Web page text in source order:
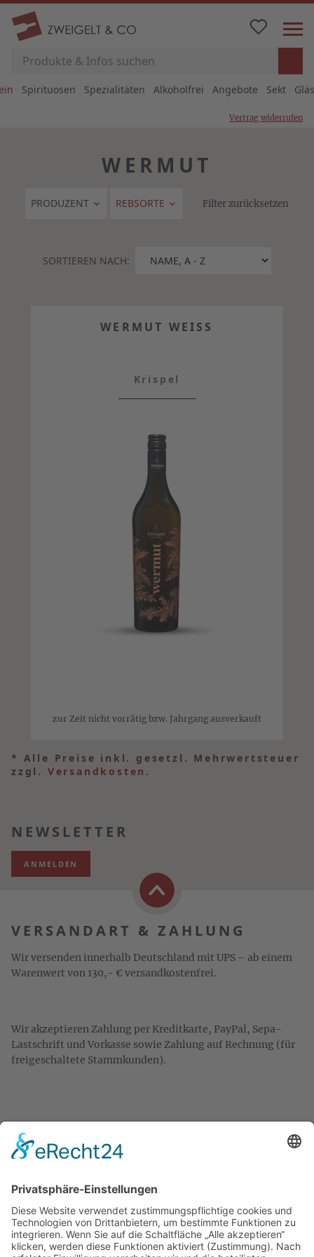
Spirituosen Spezialitäten Alkoholfrei Angebote Sekt
Vertrag widerrufen
WERMUT
PRODUZENT REBSORTE Filter zurücksetzen
SORTIEREN NACH:
WERMUT WEISS
Krispel
zur Zeit nicht vorrätig bzw. Jahrgang ausverkauft
* Alle Preise inkl. gesetzl. Mehrwertsteuer
zzgl. Versandkosten .
NEWSLETTER
ANMELDEN
VERSANDART & ZAHLUNG
Wir versenden innerhalb Deutschland mit UPS – ab einem
Warenwert von 130,- € versandkostenfrei.
Wir akzeptieren Zahlung per Kreditkarte, PayPal, Sepa-
Lastschrift und Vorkasse sowie Zahlung auf Rechnung (für
freigeschaltete Stammkunden).
KONTAKT
Spezialitäten aus Österreich
Daimlerstr. 21
50859 Köln
Telefon: 02234 802701
Fax: 02234 986145